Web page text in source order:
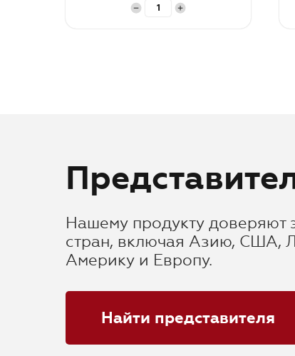
Нашему продукту доверяют
стран, включая Азию, США,
Америку и Европу.
Найти представителя